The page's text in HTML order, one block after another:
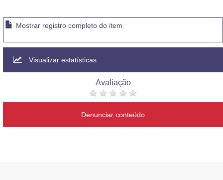
Mostrar registro completo do item
Visualizar estatísticas
Avaliação
Denunciar conteúdo